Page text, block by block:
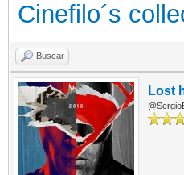
Cinefilo´s
Buscar
Lost